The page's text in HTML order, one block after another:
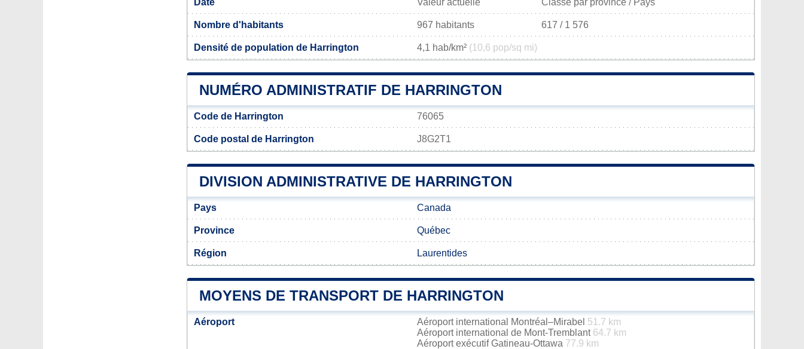
Date Valeur actuelle Classé par province / Pays
Nombre d'habitants 967 habitants 617 / 1 576
Densité de population de Harrington 4,1 hab/km² (10,6 pop/sq mi)
NUMÉRO ADMINISTRATIF DE HARRINGTON
Code de Harrington 76065
Code postal de Harrington J8G2T1
DIVISION ADMINISTRATIVE DE HARRINGTON
Pays Canada
Province Québec
Région Laurentides
MOYENS DE TRANSPORT DE HARRINGTON
Aéroport Aéroport international Montréal–Mirabel 51.7 km
Aéroport international de Mont-Tremblant 64.7 km
Aéroport exécutif Gatineau-Ottawa 77.9 km